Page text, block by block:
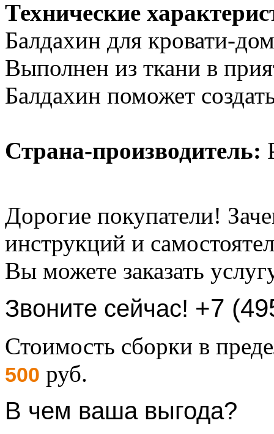
Технические
Балдахин для кровати-
Выполнен из ткани в
Балдахин поможет
Страна-производитель:
Дорогие покупатели!
инструкций и
Вы можете заказать
Звоните сейчас! +7
Стоимость сборки в
500 руб.
В чем ваша выгода?